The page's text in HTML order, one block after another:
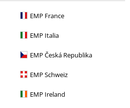
EMP France
EMP Italia
EMP Česká Republika
EMP Schweiz
EMP Ireland